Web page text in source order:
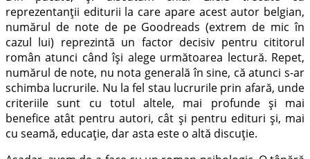
reprezentanții editurii la care apare acest autor belgian,
numărul de note de pe Goodreads (extrem de mic în
cazul lui) reprezintă un factor decisiv pentru cititorul
român atunci când își alege următoarea lectură. Repet,
numărul de note, nu nota generală în sine, că atunci s-ar
schimba lucrurile. Nu la fel stau lucrurile prin afară, unde
criteriile sunt cu totul altele, mai profunde și mai
benefice atât pentru autori, cât și pentru edituri și, mai
cu seamă, educație, dar asta este o altă discuție.